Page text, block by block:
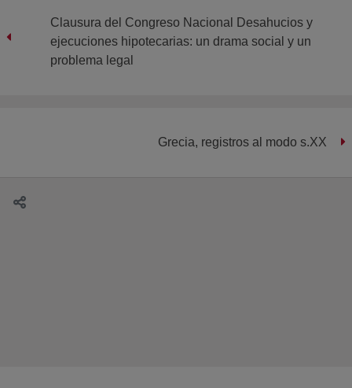
Clausura del Congreso Nacional Desahucios y
ejecuciones hipotecarias: un drama social y un
problema legal
Grecia, registros al modo s.XX